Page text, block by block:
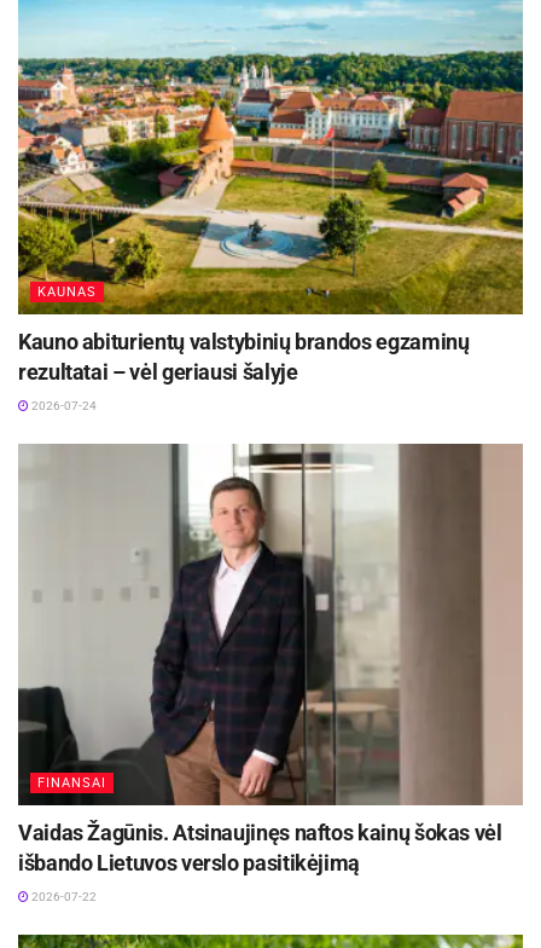
higienos reikalavimų, kurie bus taikomi pieno
produktams eksportuojamiems iš Lietuvos į
Kiniją.
Apie tolesnius procesus ir tvarką pieno
produktus norinčios eksportuoti įmonės bus
informuotos mūsų valstybinių institucijų.
KAUNAS
Kauno abiturientų valstybinių brandos egzaminų
rezultatai – vėl geriausi šalyje
2026-07-24
FINANSAI
Vaidas Žagūnis. Atsinaujinęs naftos kainų šokas vėl
išbando Lietuvos verslo pasitikėjimą
2026-07-22